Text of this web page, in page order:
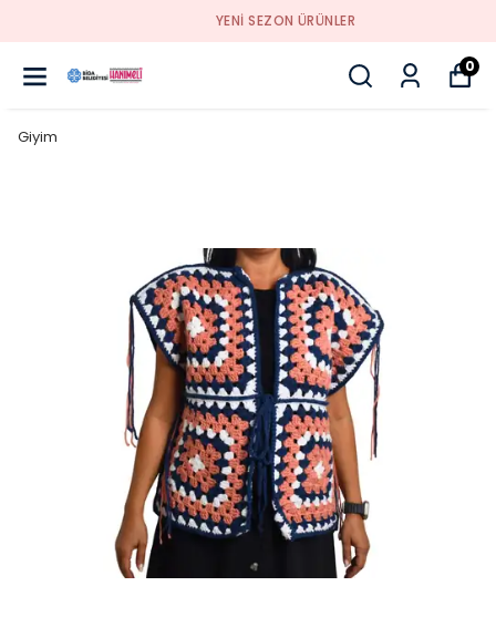
YENI SEZON ÜRÜNLER
0
Giyim